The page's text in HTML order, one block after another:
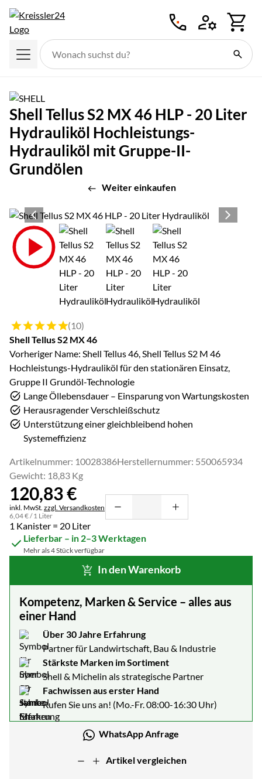
Shell Tellus S2 MX 46 HLP - 20 Liter
Hydrauliköl Hochleistungs-
Hydrauliköl mit Gruppe-II-
Grundölen
Weiter einkaufen
Produktgalerie
Zur Kaufbox springen
Bewertung: 5 von 5 (10 Bewertungen)
(10)
Shell Tellus S2 MX 46
Vorheriger Name: Shell Tellus 46, Shell Tellus S2 M 46
Hochleistungs-Hydrauliköl für den stationären Einsatz,
Gruppe II Grundöl-Technologie
Lange Öllebensdauer – Einsparung von Wartungskosten
Herausragender Verschleißschutz
Unterstützung einer gleichbleibend hohen
Systemeffizienz
Artikelnummer: 10028386Herstellernummer: 550065934
Gewicht: 18,83 Kg
120,83€
Steuerhinweis:
inkl. MwSt. zzgl. Versandkosten
6 04€/ 1 Liter
1 Kanister = 20 Liter
Lieferbar – in 2–3 Werktagen
Mehr als 4 Stück verfügbar
In den Warenkorb
Kompetenz, Marken & Service – alles aus
einer Hand
Über 30 Jahre Erfahrung
Partner für Landwirtschaft, Bau & Industrie
Stärkste Marken im Sortiment
Shell & Michelin als strategische Partner
Fachwissen aus erster Hand
Rufen Sie uns an! (Mo.-Fr. 08:00-16:30 Uhr)
WhatsApp Anfrage
Artikel vergleichen